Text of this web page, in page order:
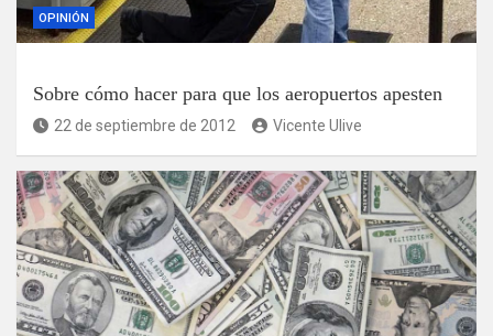
OPINIÓN
Sobre cómo hacer para que los aeropuertos apesten
22 de septiembre de 2012 Vicente Ulive